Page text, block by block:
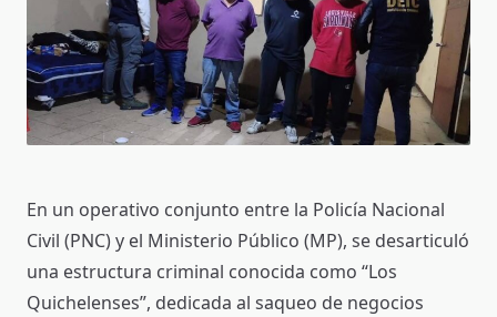
En un operativo conjunto entre la Policía Nacional
Civil (PNC) y el Ministerio Público (MP), se desarticuló
una estructura criminal conocida como “Los
Quichelenses”, dedicada al saqueo de negocios